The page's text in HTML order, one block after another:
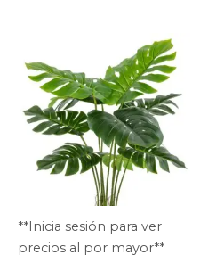
**Inicia sesión para ver
precios al por mayor**